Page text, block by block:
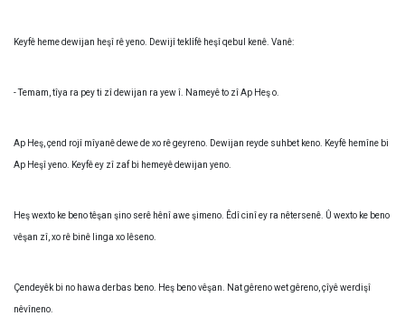
Keyfê heme dewijan heşî rê yeno. Dewijî teklîfê heşî qebul kenê. Vanê:
- Temam, tîya ra pey ti zî dewijan ra yew î. Nameyê to zî Ap Heş o.
Ap Heş, çend rojî mîyanê dewe de xo rê geyreno. Dewijan reyde suhbet keno. Keyfê hemîne bi
Ap Heşî yeno. Keyfê ey zî zaf bi hemeyê dewijan yeno.
Heş wexto ke beno têşan şino serê hênî awe şimeno. Êdî cinî ey ra nêtersenê. Û wexto ke beno
vêşan zî, xo rê binê linga xo lêseno.
Çendeyêk bi no hawa derbas beno. Heş beno vêşan. Nat gêreno wet gêreno, çîyê werdişî
nêvîneno.